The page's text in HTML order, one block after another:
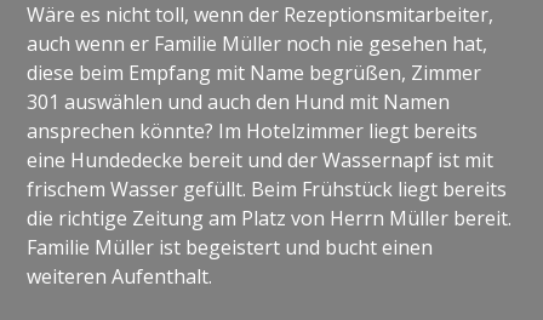
Wäre es nicht toll, wenn der Rezeptionsmitarbeiter,
auch wenn er Familie Müller noch nie gesehen hat,
diese beim Empfang mit Name begrüßen, Zimmer
301 auswählen und auch den Hund mit Namen
ansprechen könnte? Im Hotelzimmer liegt bereits
eine Hundedecke bereit und der Wassernapf ist mit
frischem Wasser gefüllt. Beim Frühstück liegt bereits
die richtige Zeitung am Platz von Herrn Müller bereit.
Familie Müller ist begeistert und bucht einen
weiteren Aufenthalt.